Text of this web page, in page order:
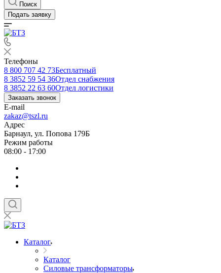
Поиск
Подать заявку
Телефоны
8 800 707 42 73Бесплатный
8 3852 59 54 36Отдел снабжения
8 3852 22 63 60Отдел логистики
Заказать звонок
E-mail
zakaz@tszl.ru
Адрес
Барнаул, ул. Попова 179Б
Режим работы
08:00 - 17:00
Каталог
Каталог
Силовые трансформаторы